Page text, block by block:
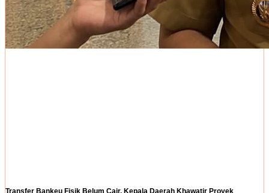
Transfer Bankeu Fisik Belum Cair, Kepala Daerah Khawatir Proyek